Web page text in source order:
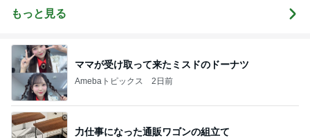
もっと見る
ママが受け取って来たミスドのドーナツ
Amebaトピックス 2日前
力仕事になった通販ワゴンの組立て